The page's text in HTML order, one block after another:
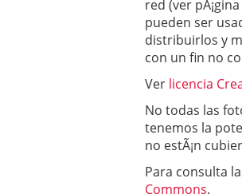
red (ver
pueden ser
distribuirlos y
con un fin no
Ver licencia
No todas las
tenemos la
no estÃ¡n
Para consulta
Commons.